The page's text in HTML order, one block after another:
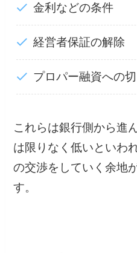
金利などの条件
経営者保証の解除
プロパー融資への切
これらは銀行側から進
は限りなく低いといわ
の交渉をしていく余地
す。